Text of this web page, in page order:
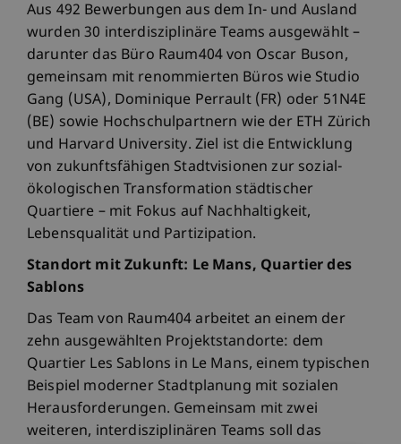
Aus 492 Bewerbungen aus dem In- und Ausland
wurden 30 interdisziplinäre Teams ausgewählt –
darunter das Büro Raum404 von Oscar Buson,
gemeinsam mit renommierten Büros wie Studio
Gang (USA), Dominique Perrault (FR) oder 51N4E
(BE) sowie Hochschulpartnern wie der ETH Zürich
und Harvard University. Ziel ist die Entwicklung
von zukunftsfähigen Stadtvisionen zur sozial-
ökologischen Transformation städtischer
Quartiere – mit Fokus auf Nachhaltigkeit,
Lebensqualität und Partizipation.
Standort mit Zukunft: Le Mans, Quartier des
Sablons
Das Team von Raum404 arbeitet an einem der
zehn ausgewählten Projektstandorte: dem
Quartier Les Sablons in Le Mans, einem typischen
Beispiel moderner Stadtplanung mit sozialen
Herausforderungen. Gemeinsam mit zwei
weiteren, interdisziplinären Teams soll das